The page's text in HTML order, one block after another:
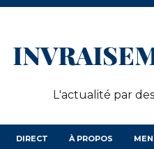
L'actualité par
DIRECT À PROPOS